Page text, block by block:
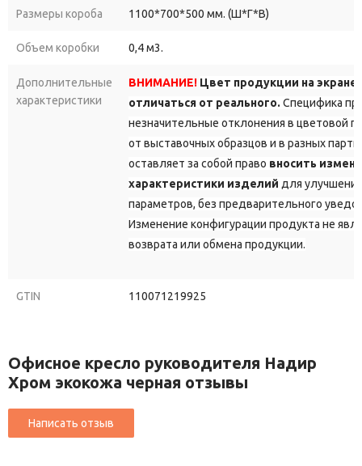
Размеры короба 1100*700*500 мм. (Ш*Г*В)
Объем коробки 0,4 м3.
Дополнительные
характеристики
ВНИМАНИЕ! Цвет продукции на
отличаться от реального. Специфика
незначительные отклонения в цветовой
от выставочных образцов и в разных
оставляет за собой право вносить
характеристики изделий для
параметров, без предварительного
Изменение конфигурации продукта не
возврата или обмена продукции.
GTIN 110071219925
Офисное кресло руководителя Надир
Хром экокожа черная отзывы